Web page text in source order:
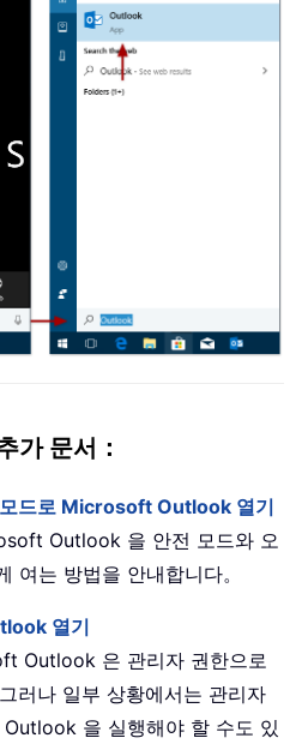
가 문서：
드로 Microsoft Outlook 열기
Outlook 을 안전 모드와 오
여는 방법을 안내합니다。
열기
Outlook 은 관리자 권한으로
러나 일부 상황에서는 관리자
을 실행해야 할 수도 있